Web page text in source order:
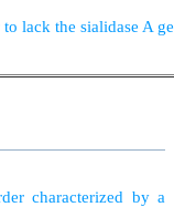
to lack the sialidase A
characterized by a